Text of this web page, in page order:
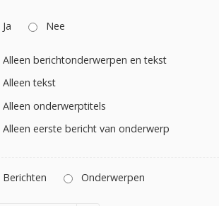
Ja Nee
Alleen berichtonderwerpen en tekst
Alleen tekst
Alleen onderwerptitels
Alleen eerste bericht van onderwerp
Berichten Onderwerpen